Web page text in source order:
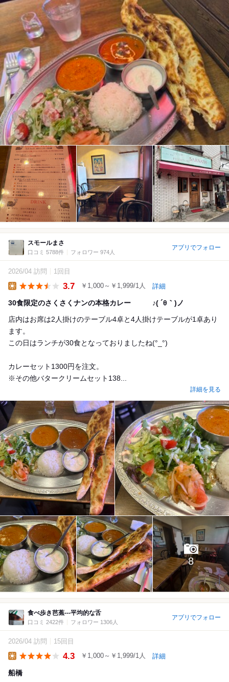
スモールまさ
口コミ 5788件 フォロワー 974人
アプリでフォロー
2026/04 訪問 1回目
3.7 ￥1,000～￥1,999/1人 詳細
30食限定のさくさくナンの本格カレー ♪( ´θ｀)ノ
店内はお席は2人掛けのテーブル4卓と4人掛けテーブルが1卓あり
ます。
この日はランチが30食となっておりましたね(°_°)
カレーセット1300円を注文。
※その他バタークリームセット138...
詳細を見る
8
食べ歩き芭蕉---平均的な舌
口コミ 2422件 フォロワー 1306人
アプリでフォロー
2026/04 訪問 15回目
4.3 ￥1,000～￥1,999/1人 詳細
船橋